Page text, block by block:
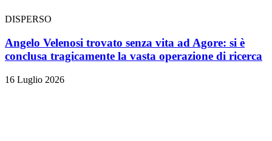
DISPERSO
Angelo Velenosi trovato senza vita ad Agore: si è
conclusa tragicamente la vasta operazione di ricerca
16 Luglio 2026